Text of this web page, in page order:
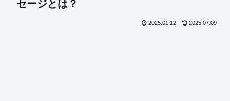
セージとは？
2025.01.12 2025.07.09